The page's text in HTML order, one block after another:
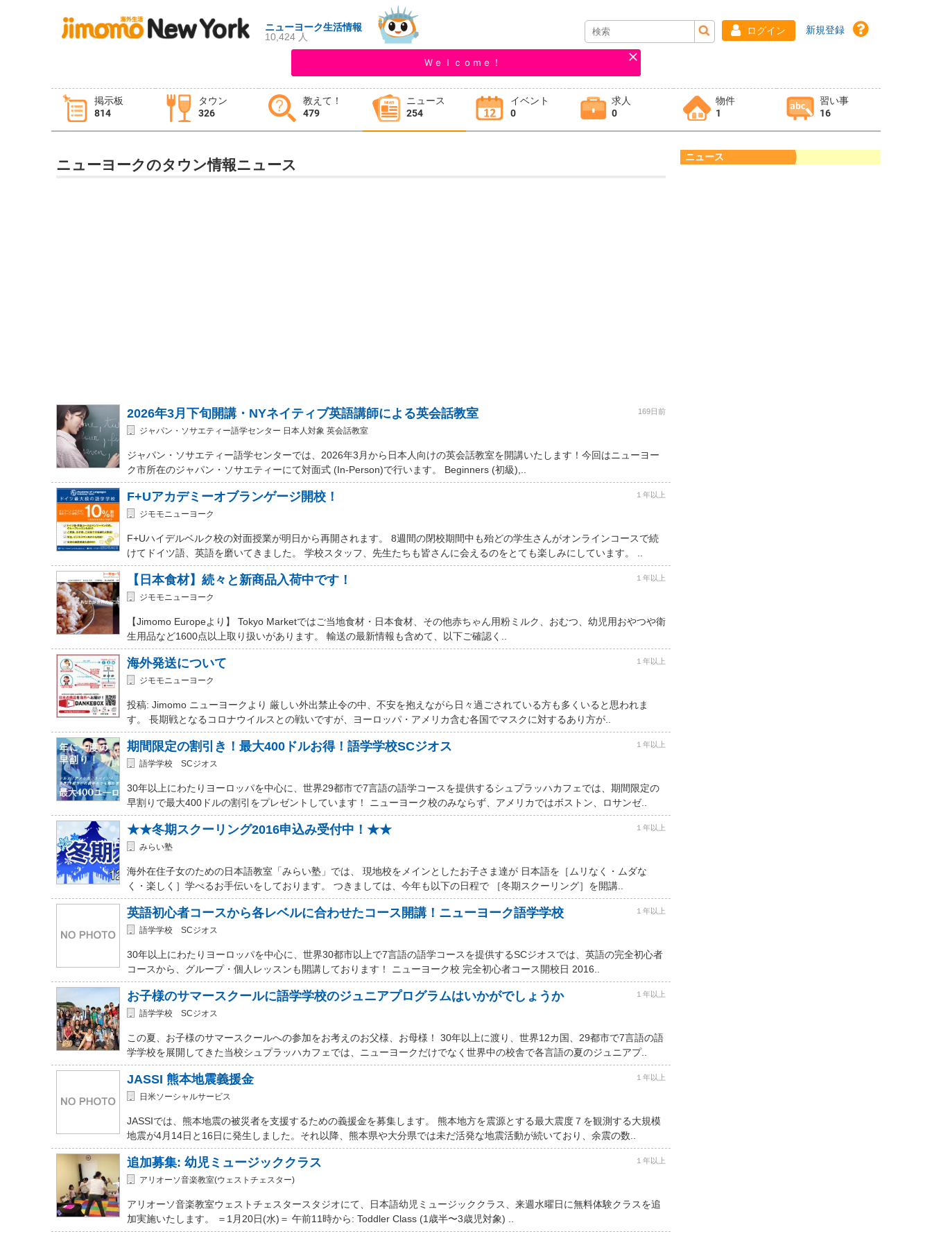
ニューヨーク生活情報
10,424 人
ログイン 新規登録
Ｗｅｌｃｏｍｅ！
掲示板
814
タウン
326
教えて！
479
ニュース
254
イベント
0
求人
0
物件
1
習い事
16
タウン情報
イベント 求人
ニューヨークのタウン情報ニュース
2026年3月下旬開講・NYネイティブ英語講師による英会話教室 169日前
ジャパン・ソサエティー語学センター 日本人対象 英会話教室
ジャパン・ソサエティー語学センターでは、2026年3月から日本人向けの英会話教室を開講いたします！今回はニューヨー
ク市所在のジャパン・ソサエティーにて対面式 (In-Person)で行います。 Beginners (初級),..
F+Uアカデミーオブランゲージ開校！ １年以上
ジモモニューヨーク
F+Uハイデルベルク校の対面授業が明日から再開されます。 8週間の閉校期間中も殆どの学生さんがオンラインコースで続
けてドイツ語、英語を磨いてきました。 学校スタッフ、先生たちも皆さんに会えるのをとても楽しみにしています。 ..
【日本食材】続々と新商品入荷中です！ １年以上
ジモモニューヨーク
【Jimomo Europeより】 Tokyo Marketではご当地食材・日本食材、その他赤ちゃん用粉ミルク、おむつ、幼児用おやつや衛
生用品など1600点以上取り扱いがあります。 輸送の最新情報も含めて、以下ご確認く..
海外発送について １年以上
ジモモニューヨーク
投稿: Jimomo ニューヨークより 厳しい外出禁止令の中、不安を抱えながら日々過ごされている方も多くいると思われま
す。 長期戦となるコロナウイルスとの戦いですが、ヨーロッパ・アメリカ含む各国でマスクに対するあり方が..
期間限定の割引き！最大400ドルお得！語学学校SCジオス １年以上
語学学校 SCジオス
30年以上にわたりヨーロッパを中心に、世界29都市で7言語の語学コースを提供するシュプラッハカフェでは、期間限定の
早割りで最大400ドルの割引をプレゼントしています！ ニューヨーク校のみならず、アメリカではボストン、ロサンゼ..
★★冬期スクーリング2016申込み受付中！★★ １年以上
みらい塾
海外在住子女のための日本語教室「みらい塾」では、 現地校をメインとしたお子さま達が 日本語を［ムリなく・ムダな
く・楽しく］学べるお手伝いをしております。 つきましては、今年も以下の日程で ［冬期スクーリング］を開講..
英語初心者コースから各レベルに合わせたコース開講！ニューヨーク語学学校 １年以上
語学学校 SCジオス
30年以上にわたりヨーロッパを中心に、世界30都市以上で7言語の語学コースを提供するSCジオスでは、英語の完全初心者
コースから、グループ・個人レッスンも開講しております！ ニューヨーク校 完全初心者コース開校日 2016..
お子様のサマースクールに語学学校のジュニアプログラムはいかがでしょうか １年以上
語学学校 SCジオス
この夏、お子様のサマースクールへの参加をお考えのお父様、お母様！ 30年以上に渡り、世界12カ国、29都市で7言語の語
学学校を展開してきた当校シュプラッハカフェでは、ニューヨークだけでなく世界中の校舎で各言語の夏のジュニアプ..
JASSI 熊本地震義援金 １年以上
日米ソーシャルサービス
JASSIでは、熊本地震の被災者を支援するための義援金を募集します。 熊本地方を震源とする最大震度７を観測する大規模
地震が4月14日と16日に発生しました。それ以降、熊本県や大分県では未だ活発な地震活動が続いており、余震の数..
追加募集: 幼児ミュージッククラス １年以上
アリオーソ音楽教室(ウェストチェスター)
アリオーソ音楽教室ウェストチェスタースタジオにて、日本語幼児ミュージッククラス、来週水曜日に無料体験クラスを追
加実施いたします。 ＝1月20日(水)＝ 午前11時から: Toddler Class (1歳半〜3歳児対象) ..
ニュース